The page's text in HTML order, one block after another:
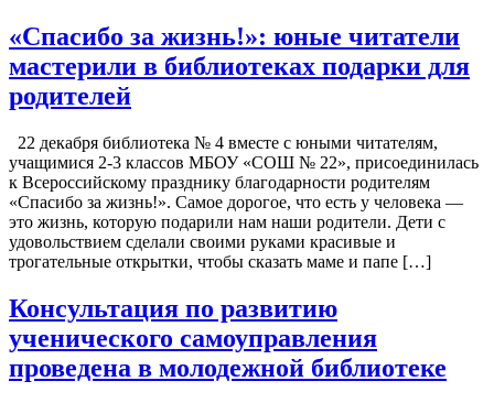
«Спасибо за жизнь!»: юные читатели
мастерили в библиотеках подарки для
родителей
22 декабря библиотека № 4 вместе с юными читателям,
учащимися 2-3 классов МБОУ «СОШ № 22», присоединилась
к Всероссийскому празднику благодарности родителям
«Спасибо за жизнь!». Самое дорогое, что есть у человека —
это жизнь, которую подарили нам наши родители. Дети с
удовольствием сделали своими руками красивые и
трогательные открытки, чтобы сказать маме и папе […]
Консультация по развитию
ученического самоуправления
проведена в молодежной библиотеке